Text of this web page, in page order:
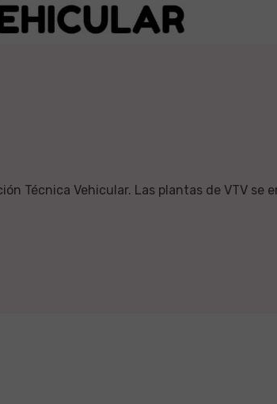
Técnica Vehicular. Las plantas de VTV se